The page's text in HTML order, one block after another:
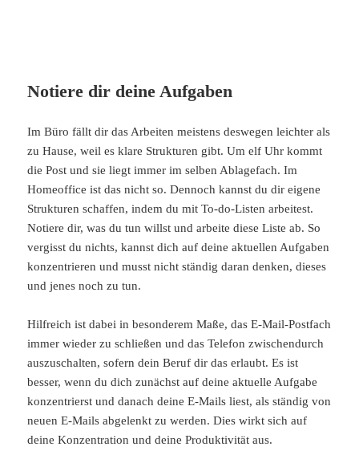
Notiere dir deine Aufgaben
Im Büro fällt dir das Arbeiten meistens deswegen leichter als
zu Hause, weil es klare Strukturen gibt. Um elf Uhr kommt
die Post und sie liegt immer im selben Ablagefach. Im
Homeoffice ist das nicht so. Dennoch kannst du dir eigene
Strukturen schaffen, indem du mit To-do-Listen arbeitest.
Notiere dir, was du tun willst und arbeite diese Liste ab. So
vergisst du nichts, kannst dich auf deine aktuellen Aufgaben
konzentrieren und musst nicht ständig daran denken, dieses
und jenes noch zu tun.
Hilfreich ist dabei in besonderem Maße, das E-Mail-Postfach
immer wieder zu schließen und das Telefon zwischendurch
auszuschalten, sofern dein Beruf dir das erlaubt. Es ist
besser, wenn du dich zunächst auf deine aktuelle Aufgabe
konzentrierst und danach deine E-Mails liest, als ständig von
neuen E-Mails abgelenkt zu werden. Dies wirkt sich auf
deine Konzentration und deine Produktivität aus.